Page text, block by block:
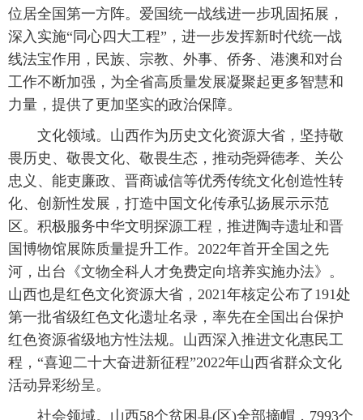
位居全国第一方阵。爱国统一战线进一步巩固拓展，
深入实施“同心四大工程”，进一步发挥新时代统一战
线法宝作用，民族、宗教、外事、侨务、港澳和对台
工作不断加强，为全省高质量发展凝聚起更多智慧和
力量，提供了更加坚实的政治保障。
文化领域。山西作为历史文化资源大省，坚持敬
畏历史、敬畏文化、敬畏生态，推动尧舜德孝、关公
忠义、能吏廉政、晋商诚信等优秀传统文化创造性转
化、创新性发展，打造中国文化传承弘扬展示示范
区。积极服务中华文明探源工程，推进陶寺遗址和晋
国博物馆展陈质量提升工作。2022年首开全国之先
河，出台《文物全科人才免费定向培养实施办法》。
山西也是红色文化资源大省，2021年核定公布了191处
第一批省级红色文化遗址名录，率先在全国出台保护
红色资源省级地方性法规。山西深入推进文化惠民工
程，“喜迎二十大奋进新征程”2022年山西省群众文化
活动异彩纷呈。
社会领域。山西58个贫困县(区)全部摘帽，7993个